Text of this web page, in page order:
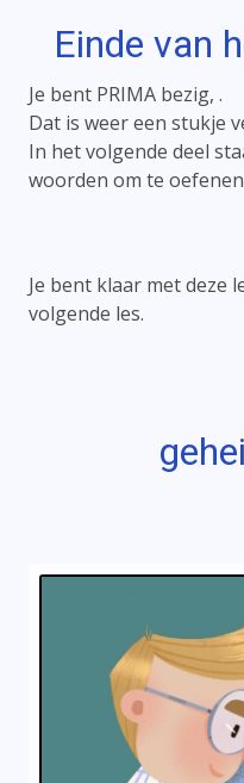
Einde van
Je bent PRIMA bezig, .
Dat is weer een stukje
In het volgende deel
woorden om te
Je bent klaar met deze
volgende les.